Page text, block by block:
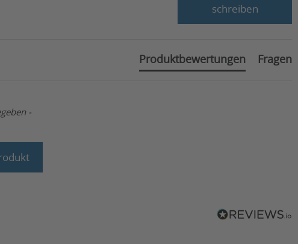
schreiben
Produktbewertungen Fragen
-